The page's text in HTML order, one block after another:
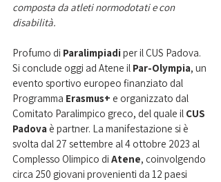
composta da atleti normodotati e con
disabilità.
Profumo di Paralimpiadi per il CUS Padova.
Si conclude oggi ad Atene il Par-Olympia, un
evento sportivo europeo finanziato dal
Programma Erasmus+ e organizzato dal
Comitato Paralimpico greco, del quale il CUS
Padova è partner. La manifestazione si è
svolta dal 27 settembre al 4 ottobre 2023 al
Complesso Olimpico di Atene, coinvolgendo
circa 250 giovani provenienti da 12 paesi